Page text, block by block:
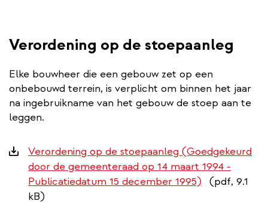
Verordening op de stoepaanleg
Elke bouwheer die een gebouw zet op een
onbebouwd terrein, is verplicht om binnen het jaar
na ingebruikname van het gebouw de stoep aan te
leggen.
Downloads
Verordening op de stoepaanleg (Goedgekeurd
door de gemeenteraad op 14 maart 1994 -
Publicatiedatum 15 december 1995)
(pdf, 9.1
kB)